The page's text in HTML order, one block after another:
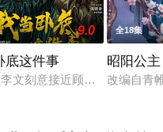
大平王朝有史以来个以女
9.0
底这件事
文刻意接近顾婷，利用顾炎
全18集
昭阳公主
改编自青